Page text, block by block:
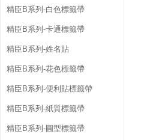
精臣B系列-白色標籤帶
精臣B系列-卡通標籤帶
精臣B系列-姓名貼
精臣B系列-花色標籤帶
精臣B系列-便利貼標籤帶
精臣B系列-紙質標籤帶
精臣B系列-圓型標籤帶